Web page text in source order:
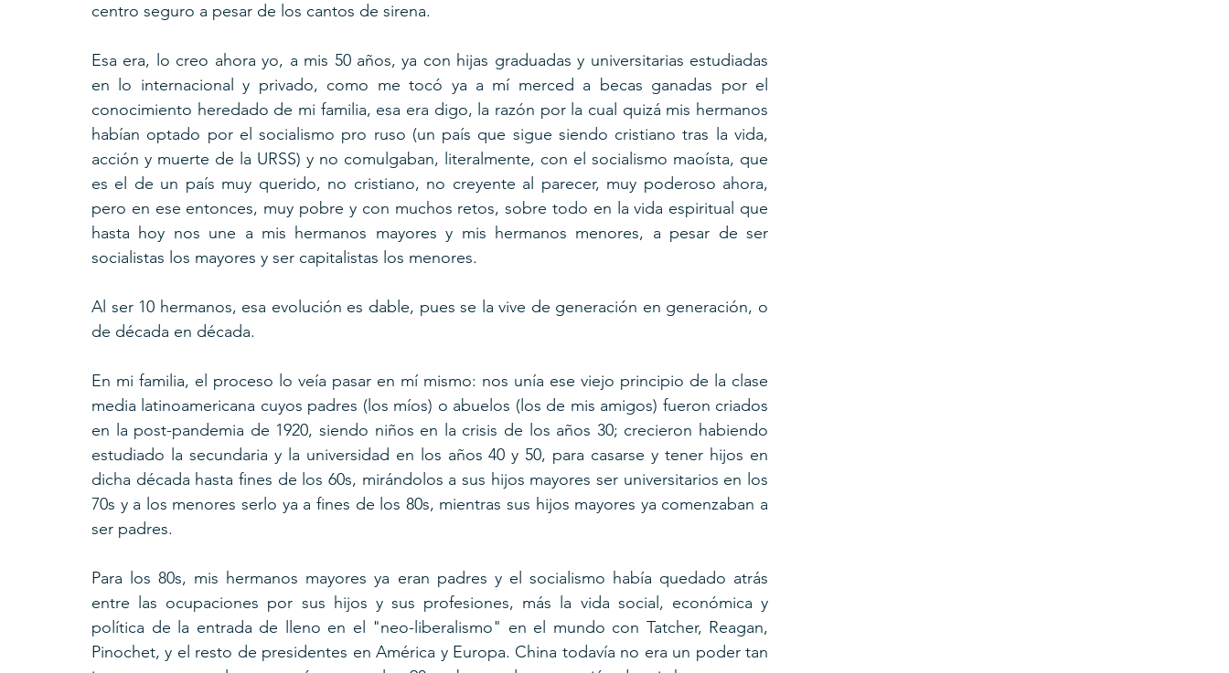
centro seguro a pesar de los cantos de sirena.
Esa era, lo creo ahora yo, a mis 50 años, ya con hijas graduadas y universitarias estudiadas
en lo internacional y privado, como me tocó ya a mí merced a becas ganadas por el
conocimiento heredado de mi familia, esa era digo, la razón por la cual quizá mis hermanos
habían optado por el socialismo pro ruso (un país que sigue siendo cristiano tras la vida,
acción y muerte de la URSS) y no comulgaban, literalmente, con el socialismo maoísta, que
es el de un país muy querido, no cristiano, no creyente al parecer, muy poderoso ahora,
pero en ese entonces, muy pobre y con muchos retos, sobre todo en la vida espiritual que
hasta hoy nos une a mis hermanos mayores y mis hermanos menores, a pesar de ser
socialistas los mayores y ser capitalistas los menores.
Al ser 10 hermanos, esa evolución es dable, pues se la vive de generación en generación, o
de década en década.
En mi familia, el proceso lo veía pasar en mí mismo: nos unía ese viejo principio de la clase
media latinoamericana cuyos padres (los míos) o abuelos (los de mis amigos) fueron criados
en la post-pandemia de 1920, siendo niños en la crisis de los años 30; crecieron habiendo
estudiado la secundaria y la universidad en los años 40 y 50, para casarse y tener hijos en
dicha década hasta fines de los 60s, mirándolos a sus hijos mayores ser universitarios en los
70s y a los menores serlo ya a fines de los 80s, mientras sus hijos mayores ya comenzaban a
ser padres.
Para los 80s, mis hermanos mayores ya eran padres y el socialismo había quedado atrás
entre las ocupaciones por sus hijos y sus profesiones, más la vida social, económica y
política de la entrada de lleno en el "neo-liberalismo" en el mundo con Tatcher, Reagan,
Pinochet, y el resto de presidentes en América y Europa. China todavía no era un poder tan